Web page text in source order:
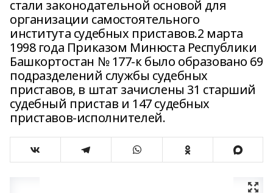
стали законодательной основой для
организации самостоятельного
института судебных приставов.2 марта
1998 года Приказом Минюста Республики
Башкортостан № 177-к было образовано 69
подразделений службы судебных
приставов, в штат зачислены 31 старший
судебный пристав и 147 судебных
приставов-исполнителей.